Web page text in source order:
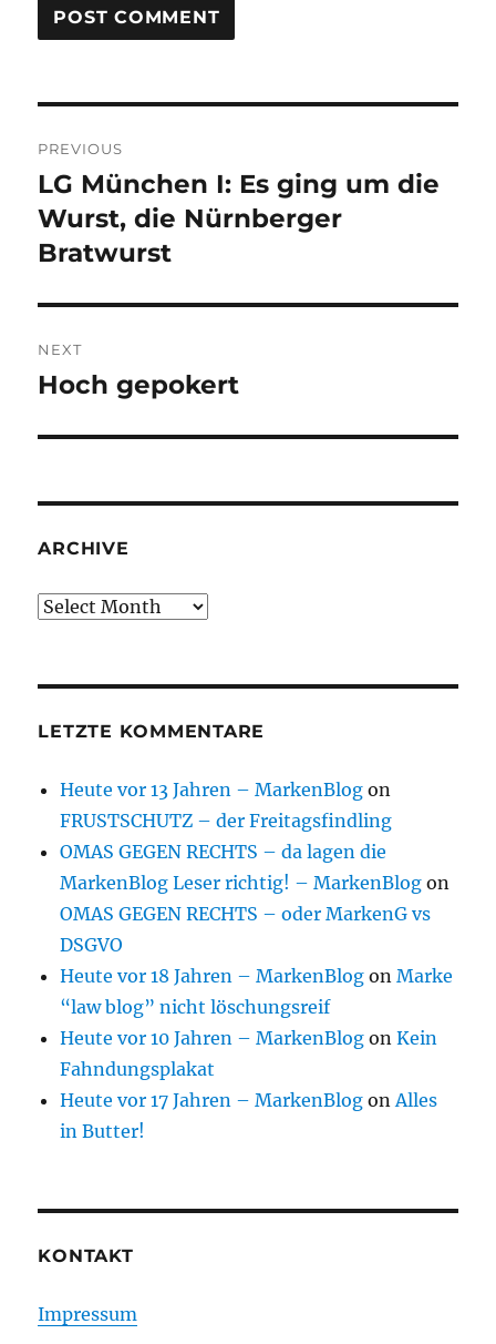
navigation
PREVIOUS
Previous
post:
LG München I: Es ging um die
Wurst, die Nürnberger
Bratwurst
NEXT
Next
Hoch gepokert
ARCHIVE
Archive
LETZTE KOMMENTARE
Heute vor 13 Jahren – MarkenBlog on
FRUSTSCHUTZ – der Freitagsfindling
OMAS GEGEN RECHTS – da lagen die
MarkenBlog Leser richtig! – MarkenBlog on
OMAS GEGEN RECHTS – oder MarkenG vs
DSGVO
Heute vor 18 Jahren – MarkenBlog onMarke
“law blog” nicht löschungsreif
Heute vor 10 Jahren – MarkenBlog onKein
Fahndungsplakat
Heute vor 17 Jahren – MarkenBlog onAlles
in Butter!
KONTAKT
Impressum